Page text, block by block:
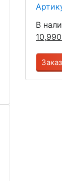
В
10,990